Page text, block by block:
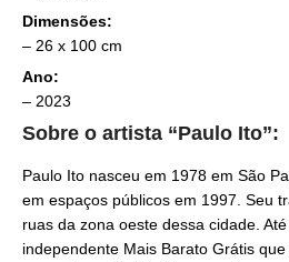
Dimensões:
– 26 x 100 cm
Ano:
– 2023
Sobre o artista “Paulo Ito”:
Paulo Ito nasceu em 1978 em São
em espaços públicos em 1997. Seu
ruas da zona oeste dessa cidade.
independente Mais Barato Grátis